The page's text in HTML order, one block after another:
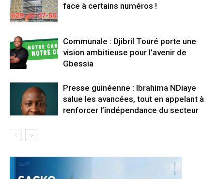
face à certains numéros !
Communale : Djibril Touré porte une
vision ambitieuse pour l’avenir de
Gbessia
Presse guinéenne : Ibrahima NDiaye
salue les avancées, tout en appelant à
renforcer l’indépendance du secteur